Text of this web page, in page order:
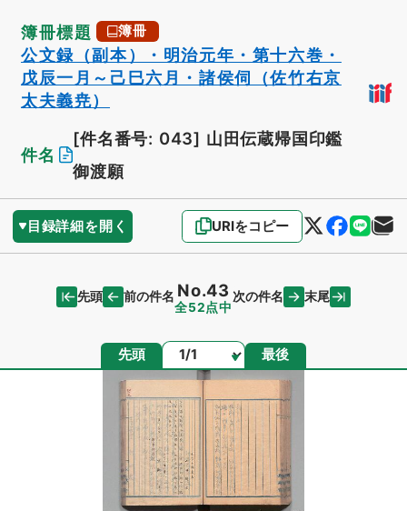
簿冊標題 簿冊
公文録（副本）・明治元年・第十六巻・
戊辰一月～己巳六月・諸侯伺（佐竹右京
太夫義尭）
件名
[件名番号: 043] 山田伝蔵帰国印鑑
御渡願
目録詳細を開く URIをコピー
先頭 前の件名 No.43
全52点中
次の件名 末尾
先頭 ページ 最後